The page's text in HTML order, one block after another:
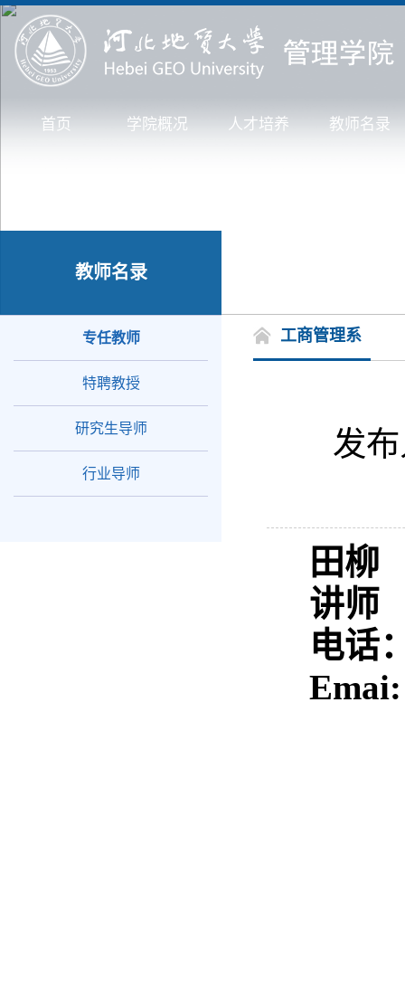
首页 学院概况 人才培养 教师名录
教师名录
专任教师
特聘教授
研究生导师
行业导师
工商管理系
发
田柳
讲师
电话